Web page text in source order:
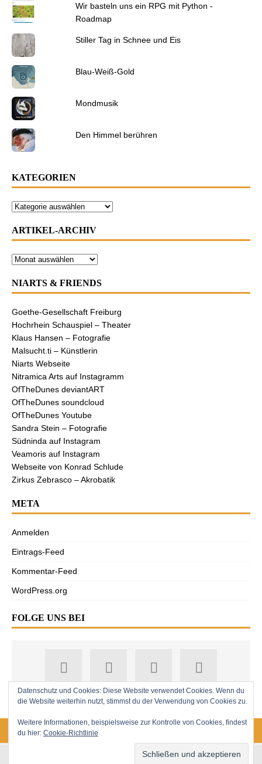
Wir basteln uns ein RPG mit Python -
Roadmap
Stiller Tag in Schnee und Eis
Blau-Weiß-Gold
Mondmusik
Den Himmel berühren
KATEGORIEN
ARTIKEL-ARCHIV
NIARTS & FRIENDS
Goethe-Gesellschaft Freiburg
Hochrhein Schauspiel – Theater
Klaus Hansen – Fotografie
Malsucht.ti – Künstlerin
Niarts Webseite
Nitramica Arts auf Instagramm
OfTheDunes deviantART
OfTheDunes soundcloud
OfTheDunes Youtube
Sandra Stein – Fotografie
Südninda auf Instagram
Veamoris auf Instagram
Webseite von Konrad Schlude
Zirkus Zebrasco – Akrobatik
META
Anmelden
Eintrags-Feed
Kommentar-Feed
WordPress.org
FOLGE UNS BEI
18. Jahrgang. © 2008-2026 Nitramica Arts / Anastratin.de. Alle Rechte
Datenschutz und Cookies: Diese Website verwendet Cookies. Wenn du
die Website weiterhin nutzt, stimmst du der Verwendung von Cookies zu.
Weitere Informationen, beispielsweise zur Kontrolle von Cookies, findest
du hier: Cookie-Richtlinie